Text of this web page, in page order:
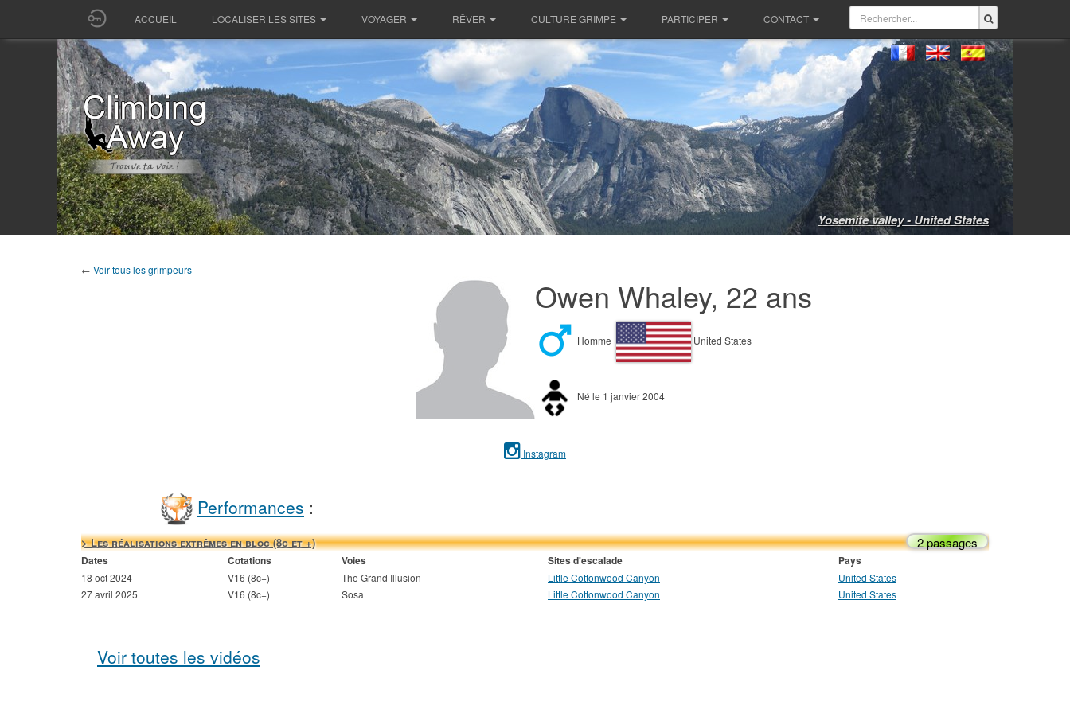
ACCUEIL LOCALISER LES SITES VOYAGER RÊVER CULTURE GRIMPE PARTICIPER CONTACT
Yosemite valley - United States
← Voir tous les grimpeurs
Owen Whaley, 22 ans
Homme United States
Né le 1 janvier 2004
Instagram
Performances :
> Les réalisations extrêmes en bloc (8c et +) 2 passages
Dates Cotations Voies Sites d'escalade Pays
18 oct 2024 V16 (8c+) The Grand Illusion Little Cottonwood Canyon
United States
27 avril 2025
V16 (8c+) Sosa Little Cottonwood Canyon United States
Voir toutes les vidéos